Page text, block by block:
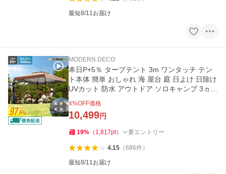
最短8/11お届け
MODERN DECO
本日P+5％ タープテント 3m ワンタッチ テン
ト本体 簡単 おしゃれ 海 屋台 庭 日よけ 日除け
UVカット 防水 アウトドア ソロキャンプ 3ヵ月
4%OFF価格
10,499円
19% （ 1,817pt） 要エントリー
4.15（686件）
最短8/11お届け